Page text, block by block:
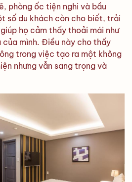
phòng ốc tiện nghi và bầu
số du khách còn cho biết, trải
họ cảm thấy thoải mái như
của mình. Điều này cho thấy
trong việc tạo ra một không
nhưng vẫn sang trọng và